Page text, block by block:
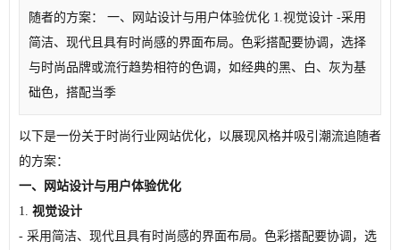
随者的方案： 一、网站设计与用户体验优化 1.视觉设计 -采用
简洁、现代且具有时尚感的界面布局。色彩搭配要协调，选择
与时尚品牌或流行趋势相符的色调，如经典的黑、白、灰为基
础色，搭配当季
以下是一份关于时尚行业网站优化，以展现风格并吸引潮流追随者
的方案：
一、网站设计与用户体验优化
1. 视觉设计
- 采用简洁、现代且具有时尚感的界面布局。色彩搭配要协调，选